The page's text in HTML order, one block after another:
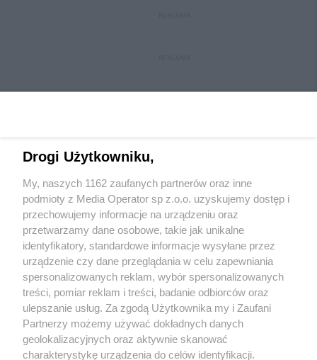
Wydawca mediówlokalnych
Nie zapomnij
zapoznać się z:
polityką prywatności
Twojemiasto
Piekary Śląskie
Chorzów
Tarnowskie Góry
Skontakuj sięz nami
Kontakt
Redakcja
Newsletter
Drogi Użytkowniku,
My, naszych 1162 zaufanych partnerów oraz inne
podmioty z Media Operator sp z.o.o. uzyskujemy dostęp i
przechowujemy informacje na urządzeniu oraz
przetwarzamy dane osobowe, takie jak unikalne
identyfikatory, standardowe informacje wysyłane przez
urządzenie czy dane przeglądania w celu zapewniania
spersonalizowanych reklam, wybór spersonalizowanych
treści, pomiar reklam i treści, badanie odbiorców oraz
ulepszanie usług. Za zgodą Użytkownika my i Zaufani
Partnerzy możemy używać dokładnych danych
geolokalizacyjnych oraz aktywnie skanować
charakterystykę urządzenia do celów identyfikacji.